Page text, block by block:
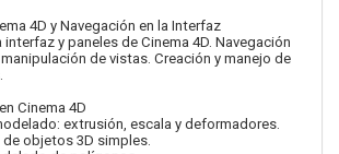
4D y Navegación en la Interfaz
y paneles de Cinema 4D. Navegación
de vistas. Creación y manejo de
Cinema 4D
extrusión, escala y deformadores.
objetos 3D simples.